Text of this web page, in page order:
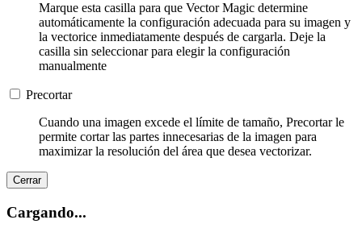
Marque esta casilla para que Vector Magic determine
automáticamente la configuración adecuada para su imagen y
la vectorice inmediatamente después de cargarla. Deje la
casilla sin seleccionar para elegir la configuración
manualmente
Precortar
Cuando una imagen excede el límite de tamaño, Precortar le
permite cortar las partes innecesarias de la imagen para
maximizar la resolución del área que desea vectorizar.
Cerrar
Cargando...